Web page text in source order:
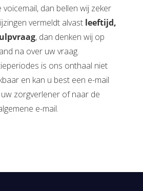
dan bellen wij zeker
vermeldt alvast leeftijd,
, dan denken wij op
na over uw vraag.
is ons onthaal niet
en kan u best een e-mail
zorgverlener of naar de
e-mail.